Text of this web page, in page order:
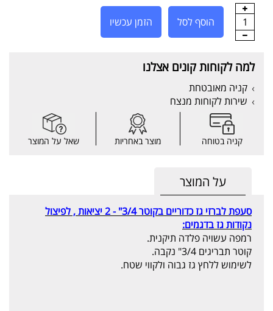
1 הוסף לסל הזמן עכשיו
למה לקוחות קונים אצלנו
קניה מאובטחת
שירות לקוחות מנצח
קניה בטוחה מוצר באחריות שאל על המוצר
על המוצר
סעפת לברזי גז כדוריים בקוטר 3/4" - 2 יציאות , לפיצול
נקודות גז בדגמים:
רמפה עשויה פלדה תיקנית.
קוטר תבריגים 3/4" נקבה.
לשימוש ללחץ גז גבוה ולקווי שטח.